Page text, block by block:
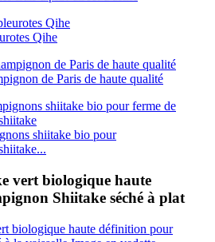
Qihe
de Paris de haute qualité
shiitake bio pour
vert biologique haute
Shiitake séché à plat